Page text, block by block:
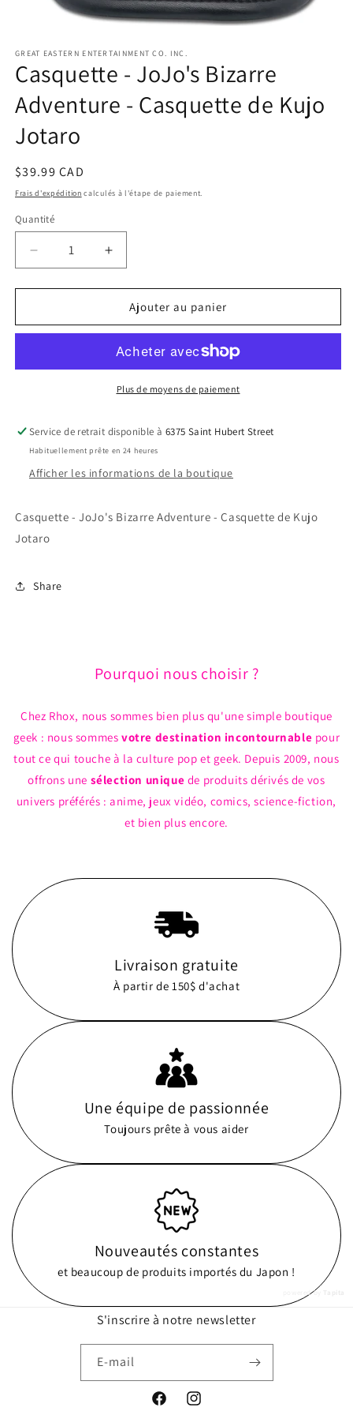
média
1
dans
fenêtre
modale
GREAT EASTERN ENTERTAINMENT CO. INC.
Casquette - JoJo's Bizarre
Adventure - Casquette de Kujo
Jotaro
Prix
habituel
$39.99 CAD
Frais d'expédition calculés à l'étape de paiement.
Quantité
Réduire
la
quantité
Casquette
Bizarre
de
Kujo
Jotaro
Augmenter
la
quantité
Casquette
JoJo&#39;s
Bizarre
Adventure
de
Kujo
Jotaro
Ajouter au panier
Plus de moyens de paiement
Service de retrait disponible à 6375 Saint Hubert Street
Habituellement prête en 24 heures
Afficher les informations de la boutique
Casquette - JoJo's Bizarre Adventure - Casquette de Kujo
Jotaro
Share
Pourquoi nous choisir ?
Chez Rhox, nous sommes bien plus qu'une simple boutique
geek : nous sommesvotre destination incontournable pour
tout ce qui touche à la culture pop et geek. Depuis 2009, nous
offrons une sélection unique de produits dérivés de vos
univers préférés : anime, jeux vidéo, comics, science-fiction,
et bien plus encore.
Livraison gratuite
À partir de 150$ d'achat
Une équipe de passionnée
Toujours prête à vous aider
Nouveautés constantes
et beaucoup de produits importés du Japon !
powered by
S'inscrire à notre newsletter
E-mail
FacebookInstagram